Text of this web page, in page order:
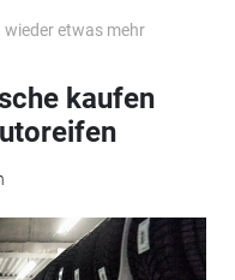
etwas mehr
kaufen